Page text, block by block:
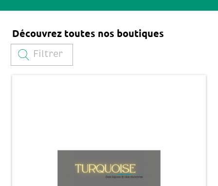
Découvrez toutes nos boutiques
Filtrer